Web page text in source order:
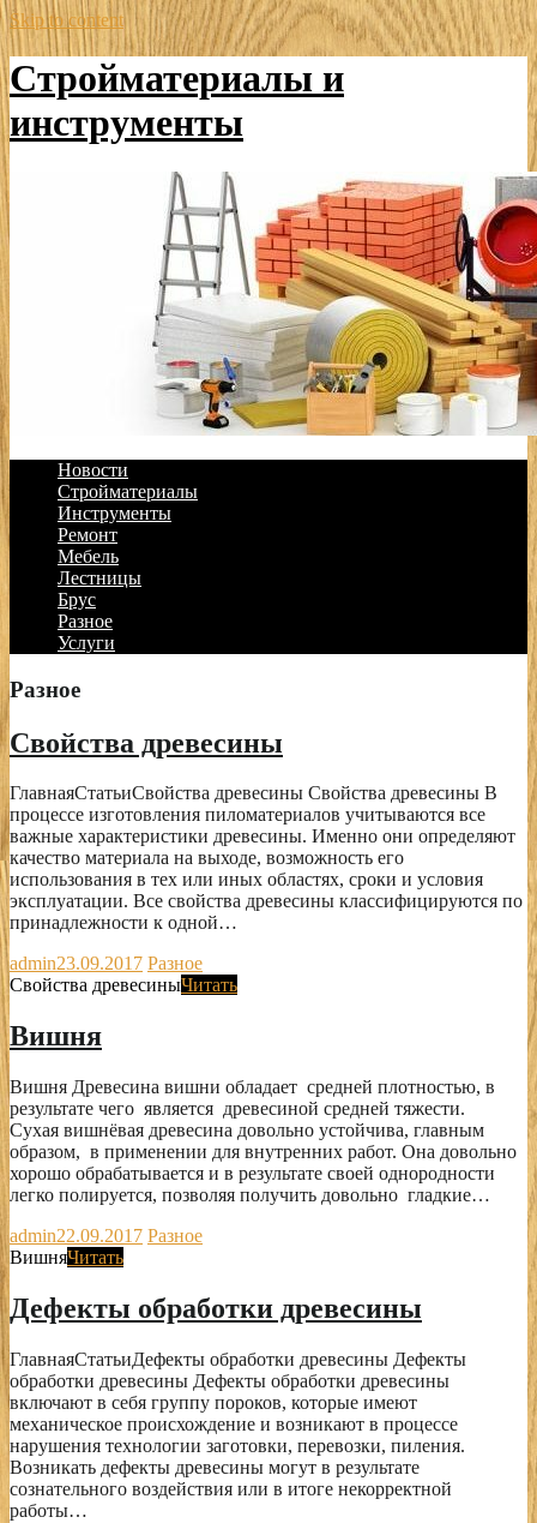
Skip to content
Стройматериалы и
инструменты
Новости
Стройматериалы
Инструменты
Ремонт
Мебель
Лестницы
Брус
Разное
Услуги
Разное
Свойства древесины
ГлавнаяСтатьиСвойства древесины Свойства древесины В
процессе изготовления пиломатериалов учитываются все
важные характеристики древесины. Именно они определяют
качество материала на выходе, возможность его
использования в тех или иных областях, сроки и условия
эксплуатации. Все свойства древесины классифицируются по
принадлежности к одной…
admin23.09.2017 Разное
Свойства древесиныЧитать
Вишня
Вишня Древесина вишни обладает средней плотностью, в
результате чего является древесиной средней тяжести.
Сухая вишнёвая древесина довольно устойчива, главным
образом, в применении для внутренних работ. Она довольно
хорошо обрабатывается и в результате своей однородности
легко полируется, позволяя получить довольно гладкие…
admin22.09.2017 Разное
ВишняЧитать
Дефекты обработки древесины
ГлавнаяСтатьиДефекты обработки древесины Дефекты
обработки древесины Дефекты обработки древесины
включают в себя группу пороков, которые имеют
механическое происхождение и возникают в процессе
нарушения технологии заготовки, перевозки, пиления.
Возникать дефекты древесины могут в результате
сознательного воздействия или в итоге некорректной
работы…